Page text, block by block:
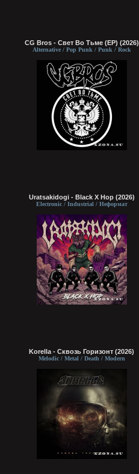
CG Bros - Свет Во Тьме (EP) (2026)
Alternative / Pop Punk / Punk / Rock
Uratsakidogi - Black X Hop (2026)
Electronic / Industrial / Неформат
Korella - Сквозь Горизонт (2026)
Melodic / Metal / Death / Modern